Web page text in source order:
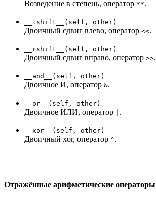
Возведение в степень, оператор **.
__lshift__(self, other)
Двоичный сдвиг влево, оператор <<.
__rshift__(self, other)
Двоичный сдвиг вправо, оператор >>.
__and__(self, other)
Двоичное И, оператор &.
__or__(self, other)
Двоичное ИЛИ, оператор .
__xor__(self, other)
Двоичный xor, оператор ^.
Отражённые арифметические операторы